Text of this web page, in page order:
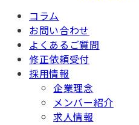
コラム
お問い合わせ
よくあるご質問
修正依頼受付
採用情報
企業理念
メンバー紹介
求人情報